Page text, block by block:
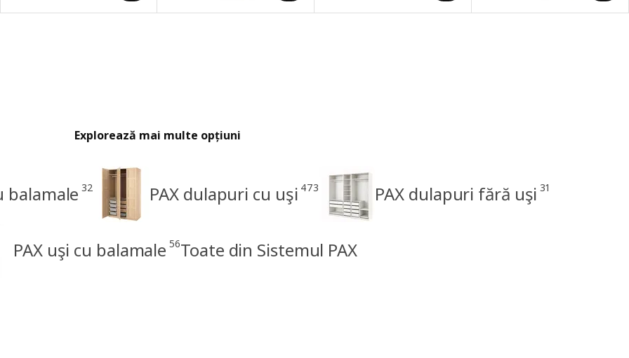
Explorează mai multe opțiuni
balamale 32 PAX dulapuri cu uşi 473 PAX dulapuri fără uşi 31
PAX uşi cu balamale 56Toate din Sistemul PAX